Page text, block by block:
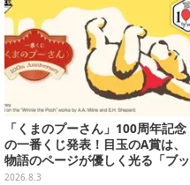
「くまのプーさん」100周年記念
の一番くじ発表！目玉のA賞は、
物語のページが優しく光る「ブッ
クシェイプドライト」
2026.8.3